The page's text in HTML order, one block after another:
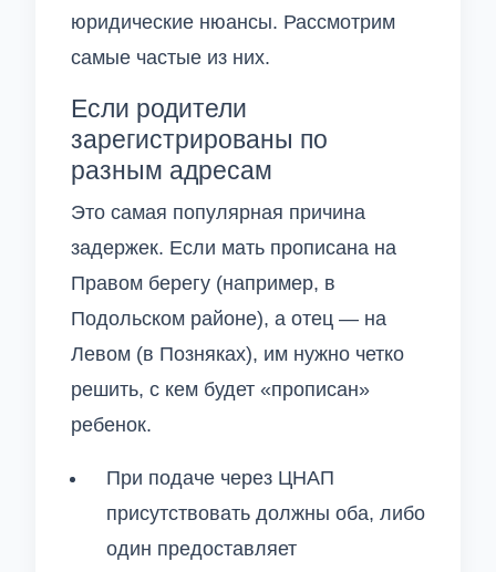
юридические нюансы. Рассмотрим
самые частые из них.
Если родители
зарегистрированы по
разным адресам
Это самая популярная причина
задержек. Если мать прописана на
Правом берегу (например, в
Подольском районе), а отец — на
Левом (в Позняках), им нужно четко
решить, с кем будет «прописан»
ребенок.
При подаче через ЦНАП
присутствовать должны оба, либо
один предоставляет